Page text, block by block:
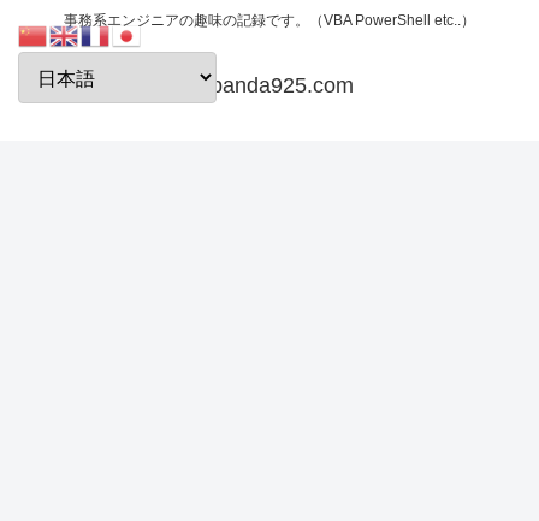
事務系エンジニアの趣味の記録です。（VBA PowerShell etc..）
papanda925.com